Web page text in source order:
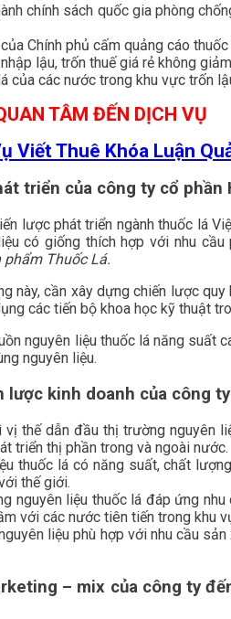
chính sách quốc gia phòng
Chính phủ cấm quảng cáo
lậu, trốn thuế giá rẻ không
của các nước trong khu vực trốn
TÂM ĐẾN DỊCH VỤ
Viết Thuê Khóa Luận
triển của công ty cổ phần
lược phát triển ngành thuốc lá
có giống thích hợp với nhu
Thuốc Lá.
này, cần xây dựng chiến lược
các tiến bộ khoa học kỹ thuật
nguyên liệu thuốc lá năng suất
nguyên liệu.
lược kinh doanh của công
vị thế dẫn đầu thị trường nguyên
triển thị phần trong và ngoài nước.
thuốc lá có năng suất, chất
thế giới.
nguyên liệu thuốc lá đáp ứng nhu
với các nước tiên tiến trong khu
liệu phù hợp với nhu cầu
– mix của công ty